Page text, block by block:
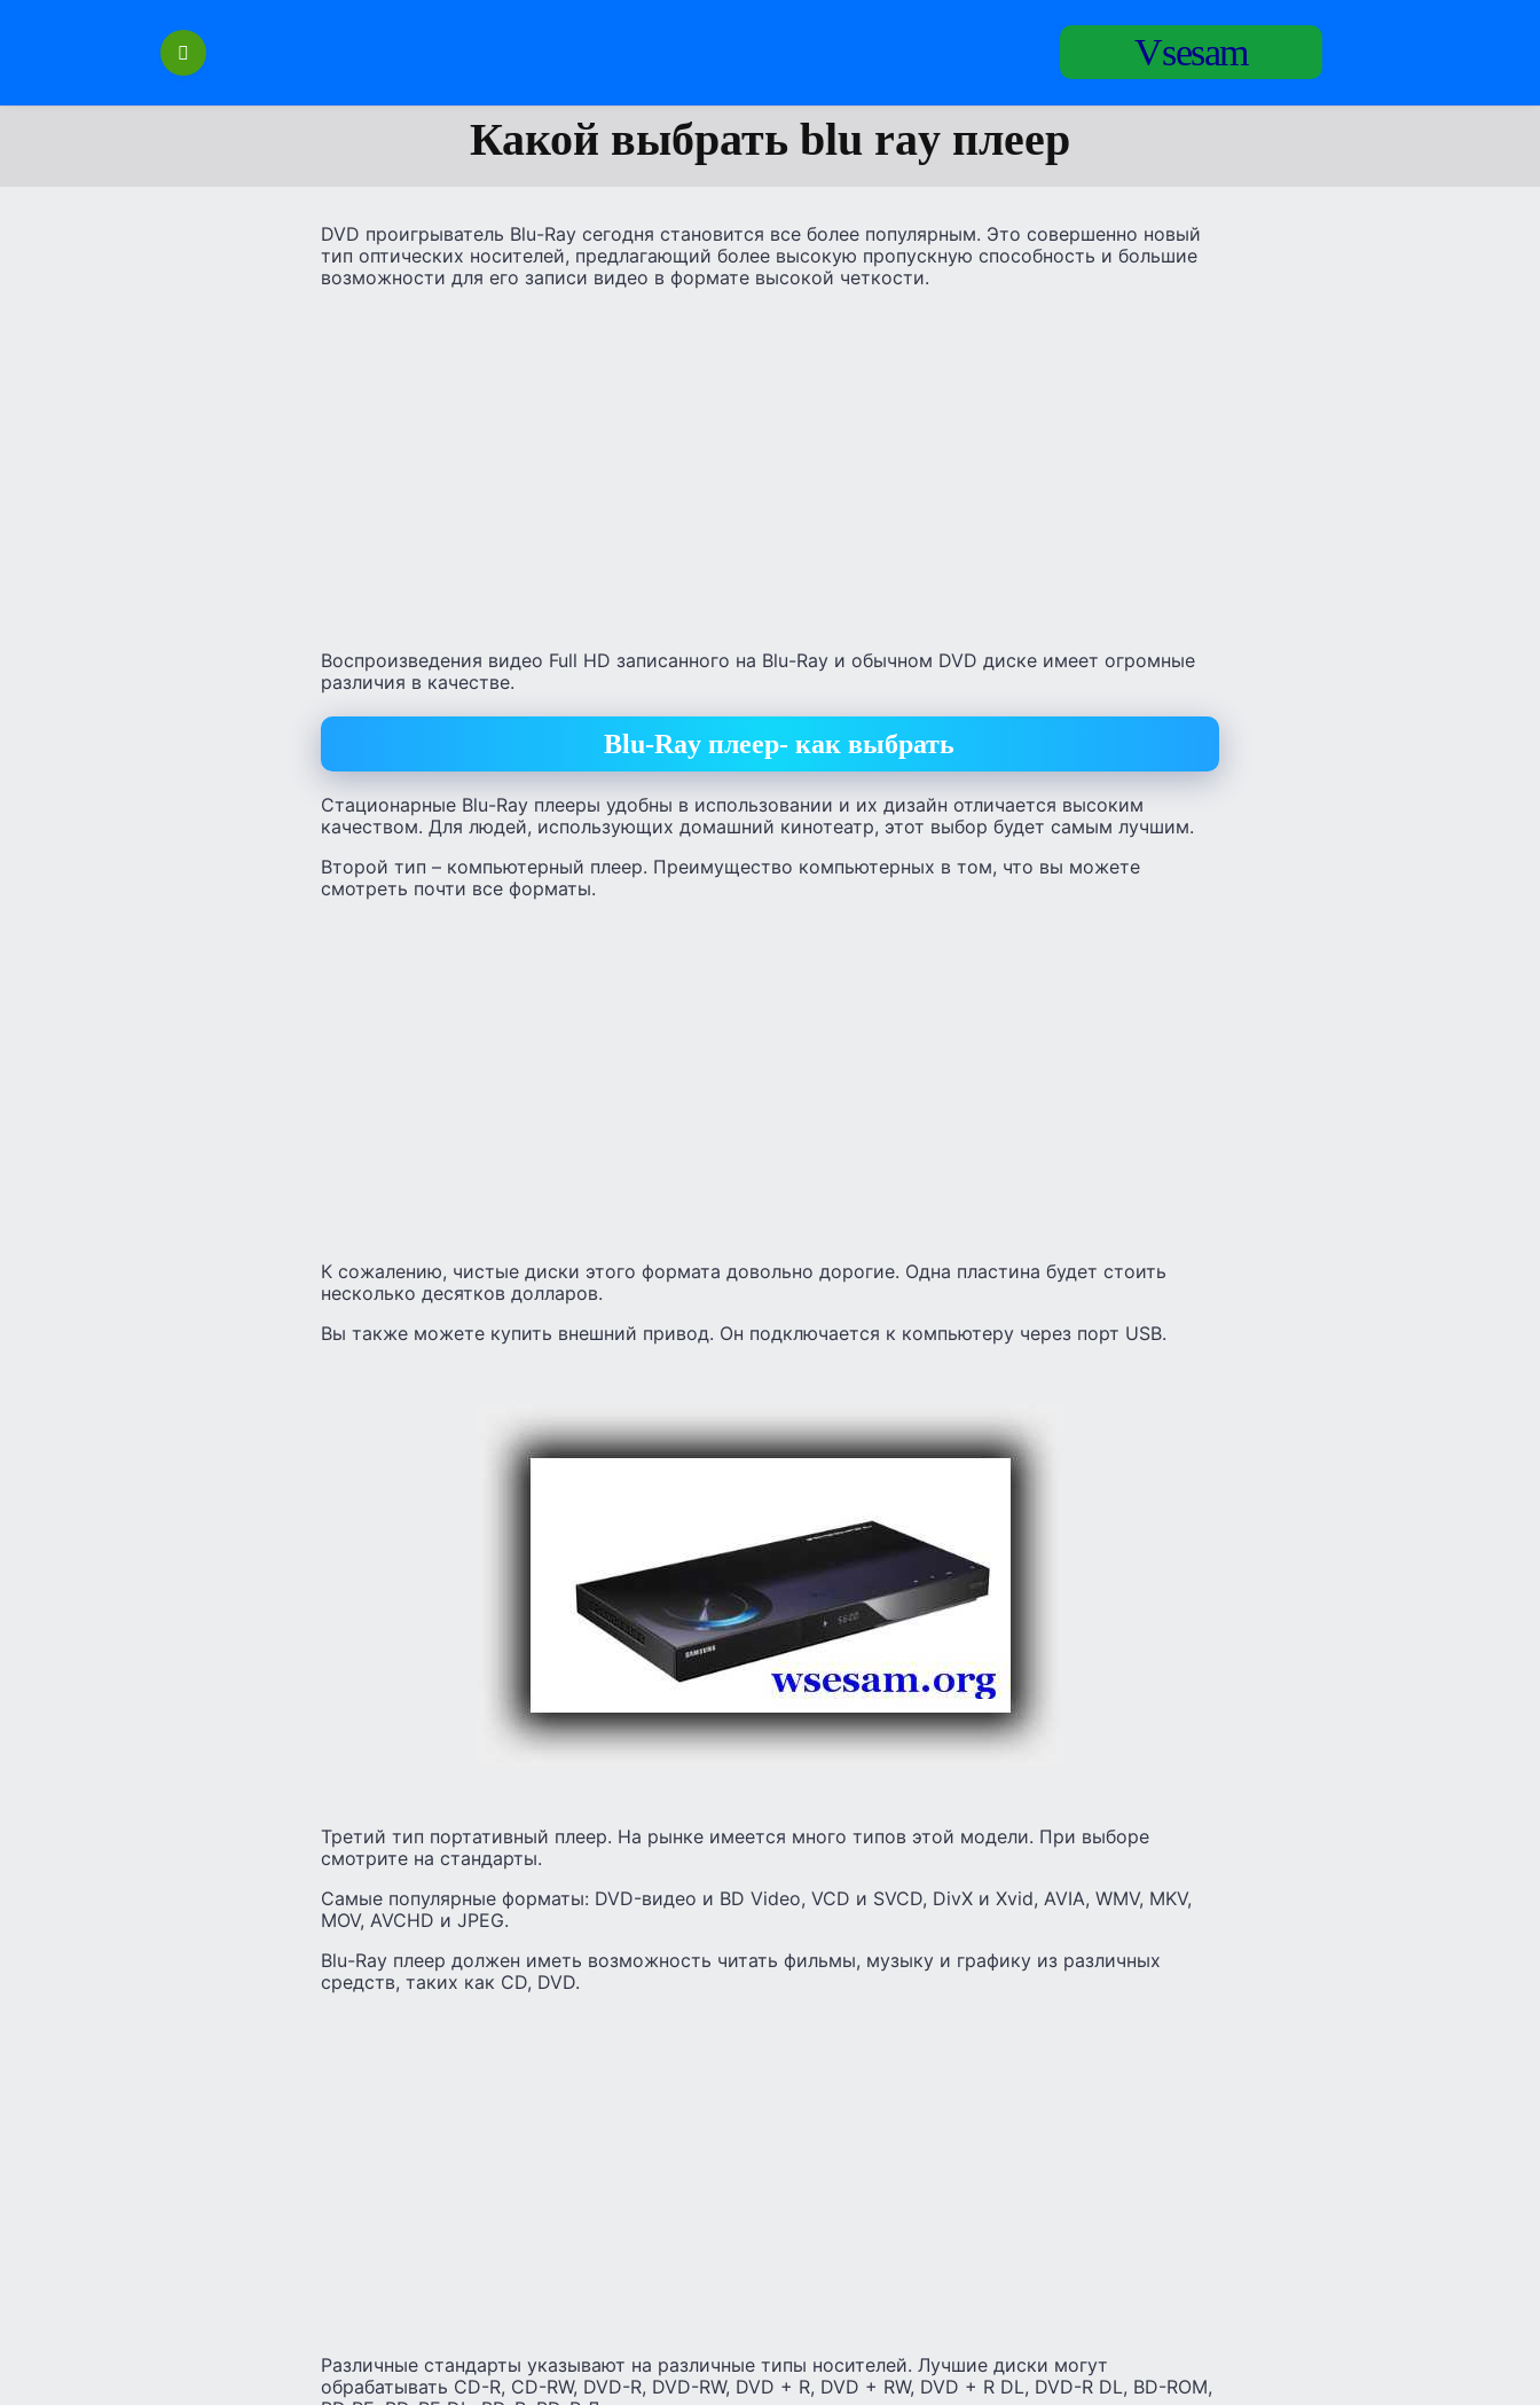
Vsesam
Какой выбрать blu ray плеер
DVD проигрыватель Blu-Ray сегодня становится все более популярным. Это совершенно новый
тип оптических носителей, предлагающий более высокую пропускную способность и большие
возможности для его записи видео в формате высокой четкости.
Воспроизведения видео Full HD записанного на Blu-Ray и обычном DVD диске имеет огромные
различия в качестве.
Blu-Ray плеер- как выбрать
Стационарные Blu-Ray плееры удобны в использовании и их дизайн отличается высоким
качеством. Для людей, использующих домашний кинотеатр, этот выбор будет самым лучшим.
Второй тип – компьютерный плеер. Преимущество компьютерных в том, что вы можете
смотреть почти все форматы.
К сожалению, чистые диски этого формата довольно дорогие. Одна пластина будет стоить
несколько десятков долларов.
Вы также можете купить внешний привод. Он подключается к компьютеру через порт USB.
Третий тип портативный плеер. На рынке имеется много типов этой модели. При выборе
смотрите на стандарты.
Самые популярные форматы: DVD-видео и BD Video, VCD и SVCD, DivX и Xvid, AVIA, WMV, MKV,
MOV, AVCHD и JPEG.
Blu-Ray плеер должен иметь возможность читать фильмы, музыку и графику из различных
средств, таких как CD, DVD.
Различные стандарты указывают на различные типы носителей. Лучшие диски могут
обрабатывать CD-R, CD-RW, DVD-R, DVD-RW, DVD + R, DVD + RW, DVD + R DL, DVD-R DL, BD-ROM,